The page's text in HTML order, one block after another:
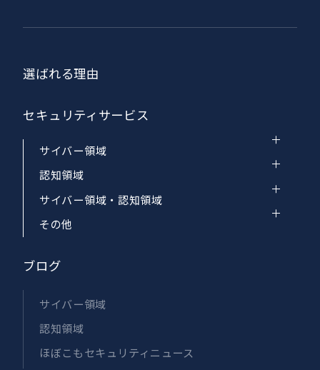
選ばれる理由
セキュリティサービス
サイバー領域
認知領域
サイバー領域・認知領域
その他
ブログ
サイバー領域
認知領域
ほぼこもセキュリティニュース